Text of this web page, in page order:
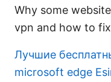
Why some
vpn and how to
Лучшие
microsoft edge